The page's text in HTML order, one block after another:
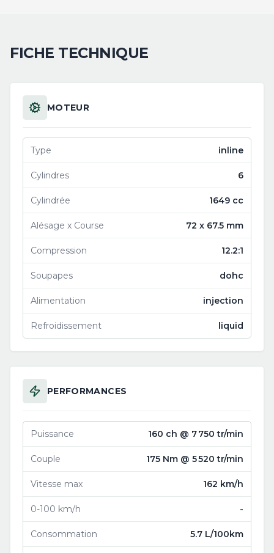
FICHE TECHNIQUE
MOTEUR
Type inline
Cylindres 6
Cylindrée 1649 cc
Alésage x Course 72 x 67.5 mm
Compression 12.2:1
Soupapes dohc
Alimentation injection
Refroidissement liquid
PERFORMANCES
Puissance 160 ch @ 7 750 tr/min
Couple 175 Nm @ 5 520 tr/min
Vitesse max 162 km/h
0-100 km/h -
Consommation 5.7 L/100km